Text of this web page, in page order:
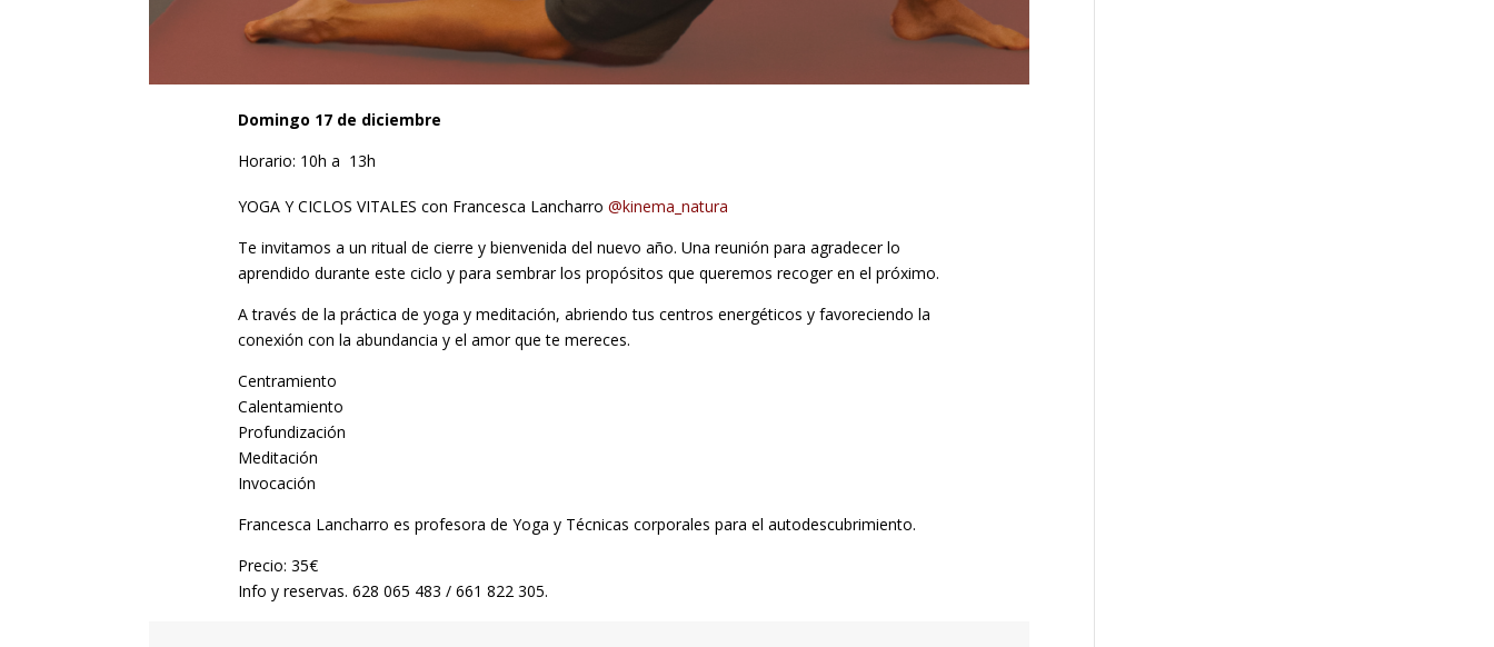
Domingo 17 de diciembre
Horario: 10h a 13h
YOGA Y CICLOS VITALES con Francesca Lancharro @kinema_natura
Te invitamos a un ritual de cierre y bienvenida del nuevo año. Una reunión para agradecer lo
aprendido durante este ciclo y para sembrar los propósitos que queremos recoger en el próximo.
A través de la práctica de yoga y meditación, abriendo tus centros energéticos y favoreciendo la
conexión con la abundancia y el amor que te mereces.
Centramiento
Calentamiento
Profundización
Meditación
Invocación
Francesca Lancharro es profesora de Yoga y Técnicas corporales para el autodescubrimiento.
Precio: 35€
Info y reservas. 628 065 483 / 661 822 305.